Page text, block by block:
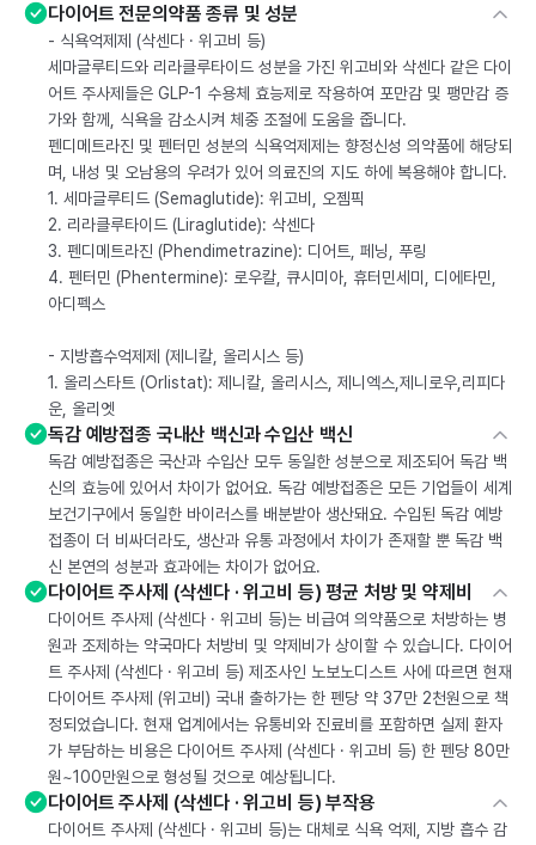
다이어트 전문의약품 종류 및 성분
- 식욕억제제 (삭센다 · 위고비 등)
세마글루티드와 리라클루타이드 성분을 가진 위고비와 삭센다 같은 다이
어트 주사제들은 GLP-1 수용체 효능제로 작용하여 포만감 및 팽만감 증
가와 함께, 식욕을 감소시켜 체중 조절에 도움을 줍니다.
펜디메트라진 및 펜터민 성분의 식욕억제제는 향정신성 의약품에 해당되
며, 내성 및 오남용의 우려가 있어 의료진의 지도 하에 복용해야 합니다.
1. 세마글루티드 (Semaglutide): 위고비, 오젬픽
2. 리라클루타이드 (Liraglutide): 삭센다
3. 펜디메트라진 (Phendimetrazine): 디어트, 페닝, 푸링
4. 펜터민 (Phentermine): 로우칼, 큐시미아, 휴터민세미, 디에타민,
아디펙스
- 지방흡수억제제 (제니칼, 올리시스 등)
1. 올리스타트 (Orlistat): 제니칼, 올리시스, 제니엑스,제니로우,리피다
운, 올리엣
독감 예방접종 국내산 백신과 수입산 백신
독감 예방접종은 국산과 수입산 모두 동일한 성분으로 제조되어 독감 백
신의 효능에 있어서 차이가 없어요. 독감 예방접종은 모든 기업들이 세계
보건기구에서 동일한 바이러스를 배분받아 생산돼요. 수입된 독감 예방
접종이 더 비싸더라도, 생산과 유통 과정에서 차이가 존재할 뿐 독감 백
신 본연의 성분과 효과에는 차이가 없어요.
다이어트 주사제 (삭센다 · 위고비 등) 평균 처방 및 약제비
다이어트 주사제 (삭센다 · 위고비 등)는 비급여 의약품으로 처방하는 병
원과 조제하는 약국마다 처방비 및 약제비가 상이할 수 있습니다. 다이어
트 주사제 (삭센다 · 위고비 등) 제조사인 노보노디스트 사에 따르면 현재
다이어트 주사제 (위고비) 국내 출하가는 한 펜당 약 37만 2천원으로 책
정되었습니다. 현재 업계에서는 유통비와 진료비를 포함하면 실제 환자
가 부담하는 비용은 다이어트 주사제 (삭센다 · 위고비 등) 한 펜당 80만
원~100만원으로 형성될 것으로 예상됩니다.
다이어트 주사제 (삭센다 · 위고비 등) 부작용
다이어트 주사제 (삭센다 · 위고비 등)는 대체로 식욕 억제, 지방 흡수 감